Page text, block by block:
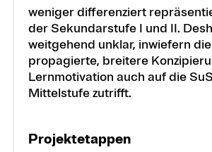
weniger differenziert
der Sekundarstufe I und II.
weitgehend unklar, inwiefern
propagierte, breitere
Lernmotivation auch auf die
Mittelstufe zutrifft.
Projektetappen